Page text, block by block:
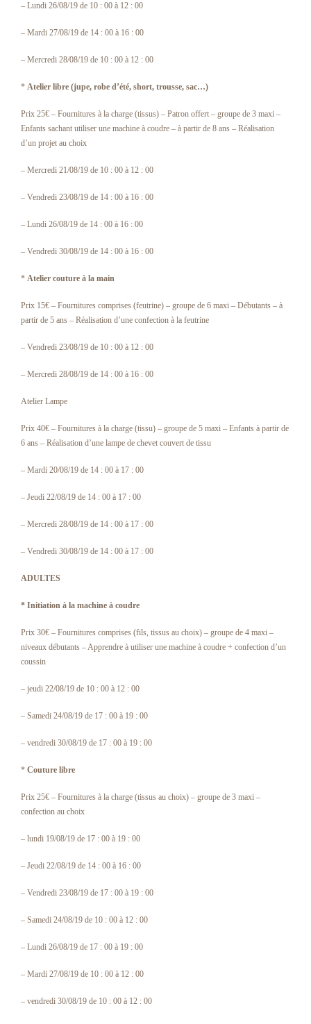
– Lundi 26/08/19 de 10 : 00 à 12 : 00
– Mardi 27/08/19 de 14 : 00 à 16 : 00
– Mercredi 28/08/19 de 10 : 00 à 12 : 00
* Atelier libre (jupe, robe d’été, short, trousse, sac…)
Prix 25€ – Fournitures à la charge (tissus) – Patron offert – groupe de 3 maxi –
Enfants sachant utiliser une machine à coudre – à partir de 8 ans – Réalisation
d’un projet au choix
– Mercredi 21/08/19 de 10 : 00 à 12 : 00
– Vendredi 23/08/19 de 14 : 00 à 16 : 00
– Lundi 26/08/19 de 14 : 00 à 16 : 00
– Vendredi 30/08/19 de 14 : 00 à 16 : 00
* Atelier couture à la main
Prix 15€ – Fournitures comprises (feutrine) – groupe de 6 maxi – Débutants – à
partir de 5 ans – Réalisation d’une confection à la feutrine
– Vendredi 23/08/19 de 10 : 00 à 12 : 00
– Mercredi 28/08/19 de 14 : 00 à 16 : 00
Atelier Lampe
Prix 40€ – Fournitures à la charge (tissu) – groupe de 5 maxi – Enfants à partir de
6 ans – Réalisation d’une lampe de chevet couvert de tissu
– Mardi 20/08/19 de 14 : 00 à 17 : 00
– Jeudi 22/08/19 de 14 : 00 à 17 : 00
– Mercredi 28/08/19 de 14 : 00 à 17 : 00
– Vendredi 30/08/19 de 14 : 00 à 17 : 00
ADULTES
* Initiation à la machine à coudre
Prix 30€ – Fournitures comprises (fils, tissus au choix) – groupe de 4 maxi –
niveaux débutants – Apprendre à utiliser une machine à coudre + confection d’un
coussin
– jeudi 22/08/19 de 10 : 00 à 12 : 00
– Samedi 24/08/19 de 17 : 00 à 19 : 00
– vendredi 30/08/19 de 17 : 00 à 19 : 00
* Couture libre
Prix 25€ – Fournitures à la charge (tissus au choix) – groupe de 3 maxi –
confection au choix
– lundi 19/08/19 de 17 : 00 à 19 : 00
– Jeudi 22/08/19 de 14 : 00 à 16 : 00
– Vendredi 23/08/19 de 17 : 00 à 19 : 00
– Samedi 24/08/19 de 10 : 00 à 12 : 00
– Lundi 26/08/19 de 17 : 00 à 19 : 00
– Mardi 27/08/19 de 10 : 00 à 12 : 00
– vendredi 30/08/19 de 10 : 00 à 12 : 00